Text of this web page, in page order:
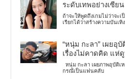
ระดับเทพอย่างเซียน
ถ้าจะให้พูดถึงเกมไม่ว่าจะ
เรียกได้ว่าสร้างความบันเทิง
“หนุ่ม กะลา” เผยอุ
เรื่องไม่คาดคิด แห่
หนุ่ม กะลา เผยภาพอุบัติ
กรณีเป็นแฟนคลับ